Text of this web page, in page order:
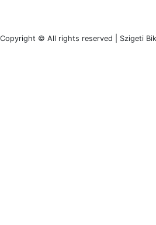
Copyright © All rights reserved | Szigeti